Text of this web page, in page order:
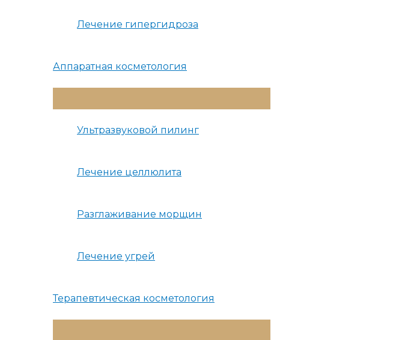
Лечение гипергидроза
Аппаратная косметология
Меню
Ультразвуковой пилинг
Лечение целлюлита
Разглаживание морщин
Лечение угрей
Терапевтическая косметология